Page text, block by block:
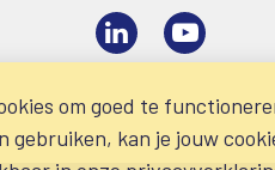
LinkedIn
om goed te
gebruiken, kan je jouw